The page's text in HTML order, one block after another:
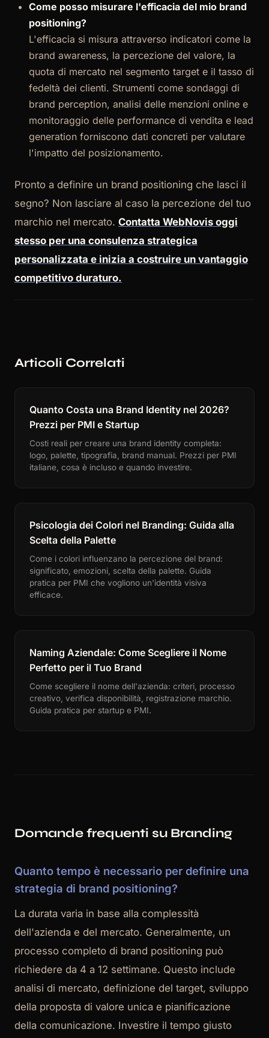
Come posso misurare l'efficacia del mio brand
positioning?
L'efficacia si misura attraverso indicatori come la
brand awareness, la percezione del valore, la
quota di mercato nel segmento target e il tasso di
fedeltà dei clienti. Strumenti come sondaggi di
brand perception, analisi delle menzioni online e
monitoraggio delle performance di vendita e lead
generation forniscono dati concreti per valutare
l'impatto del posizionamento.
Pronto a definire un brand positioning che lasci il
segno? Non lasciare al caso la percezione del tuo
marchio nel mercato. Contatta WebNovis oggi
stesso per una consulenza strategica
personalizzata e inizia a costruire un vantaggio
competitivo duraturo.
Articoli Correlati
Quanto Costa una Brand Identity nel 2026?
Prezzi per PMI e Startup
Costi reali per creare una brand identity completa:
logo, palette, tipografia, brand manual. Prezzi per PMI
italiane, cosa è incluso e quando investire.
Psicologia dei Colori nel Branding: Guida alla
Scelta della Palette
Come i colori influenzano la percezione del brand:
significato, emozioni, scelta della palette. Guida
pratica per PMI che vogliono un'identità visiva
efficace.
Naming Aziendale: Come Scegliere il Nome
Perfetto per il Tuo Brand
Come scegliere il nome dell'azienda: criteri, processo
creativo, verifica disponibilità, registrazione marchio.
Guida pratica per startup e PMI.
Domande frequenti su Branding
Quanto tempo è necessario per definire una
strategia di brand positioning?
La durata varia in base alla complessità
dell'azienda e del mercato. Generalmente, un
processo completo di brand positioning può
richiedere da 4 a 12 settimane. Questo include
analisi di mercato, definizione del target, sviluppo
della proposta di valore unica e pianificazione
della comunicazione. Investire il tempo giusto